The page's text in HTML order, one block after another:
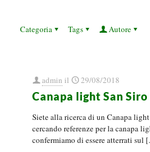
Categoria Tags Autore
admin il 29/08/2018
Canapa light San
Siete alla ricerca di un Canapa
cercando referenze per la canapa
confermiamo di essere atterrati sul